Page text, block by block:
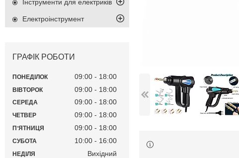
Інструменти для електриків
Електроінструмент
ГРАФІК РОБОТИ
ПОНЕДІЛОК 09:00 18:00
ВІВТОРОК 09:00 18:00
СЕРЕДА 09:00 18:00
ЧЕТВЕР 09:00 18:00
ПʼЯТНИЦЯ 09:00 18:00
СУБОТА 10:00 16:00
НЕДІЛЯ Вихідний